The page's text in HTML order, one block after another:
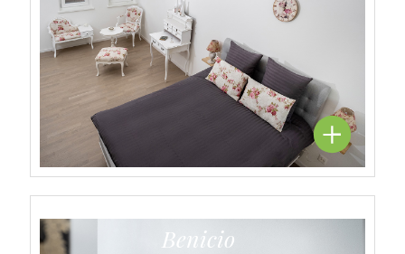
Benicio